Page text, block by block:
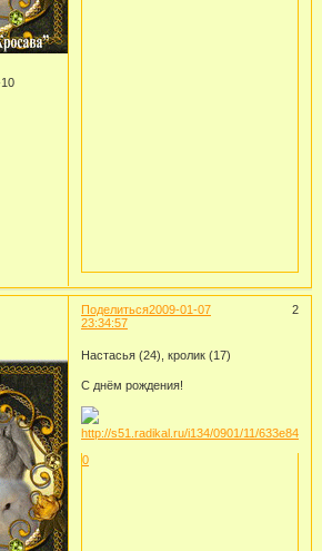
Поделиться 2
2009-01-07
23:34:57
Настасья (24), кролик (17)
С днём рождения!
0